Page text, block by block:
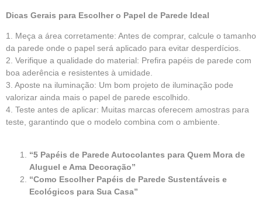
Dicas Gerais para Escolher o Papel de Parede Ideal
1. Meça a área corretamente: Antes de comprar, calcule o tamanho
da parede onde o papel será aplicado para evitar desperdícios.
2. Verifique a qualidade do material: Prefira papéis de parede com
boa aderência e resistentes à umidade.
3. Aposte na iluminação: Um bom projeto de iluminação pode
valorizar ainda mais o papel de parede escolhido.
4. Teste antes de aplicar: Muitas marcas oferecem amostras para
teste, garantindo que o modelo combina com o ambiente.
“5 Papéis de Parede Autocolantes para Quem Mora de
Aluguel e Ama Decoração”
“Como Escolher Papéis de Parede Sustentáveis e
Ecológicos para Sua Casa”